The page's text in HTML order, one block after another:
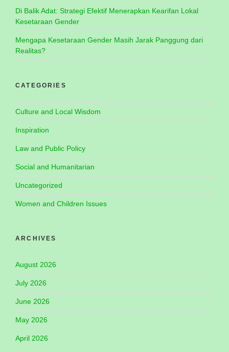
Di Balik Adat: Strategi Efektif Menerapkan Kearifan Lokal
Kesetaraan Gender
Mengapa Kesetaraan Gender Masih Jarak Panggung dari
Realitas?
CATEGORIES
Culture and Local Wisdom
Inspiration
Law and Public Policy
Social and Humanitarian
Uncategorized
Women and Children Issues
ARCHIVES
August 2026
July 2026
June 2026
May 2026
April 2026